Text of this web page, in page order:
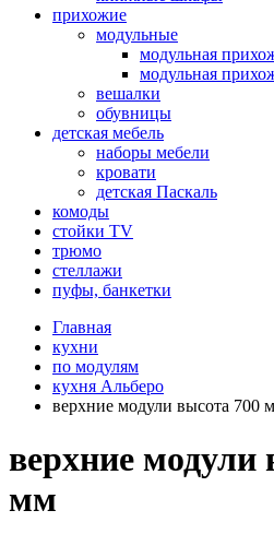
прихожие
модульные
модульная
модульная
вешалки
обувницы
детская мебель
наборы мебели
кровати
детская Паскаль
комоды
стойки TV
трюмо
стеллажи
пуфы, банкетки
Главная
кухни
по модулям
кухня Альберо
верхние модули высота 700
верхние модули
мм